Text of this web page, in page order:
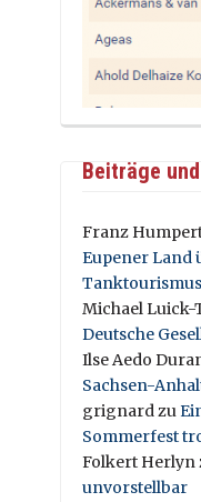
Beiträge
Franz
Eupener Land
Tanktourismus
Michael Luick-
Deutsche
Ilse Aedo
Sachsen-
grignardzu
Sommerfest
Folkert Herlyn
unvorstellbar